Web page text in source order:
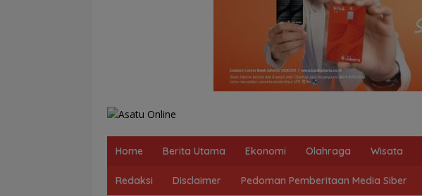
Home Berita Utama Ekonomi Olahraga Wisata
Redaksi Disclaimer Pedoman Pemberitaan Media Siber